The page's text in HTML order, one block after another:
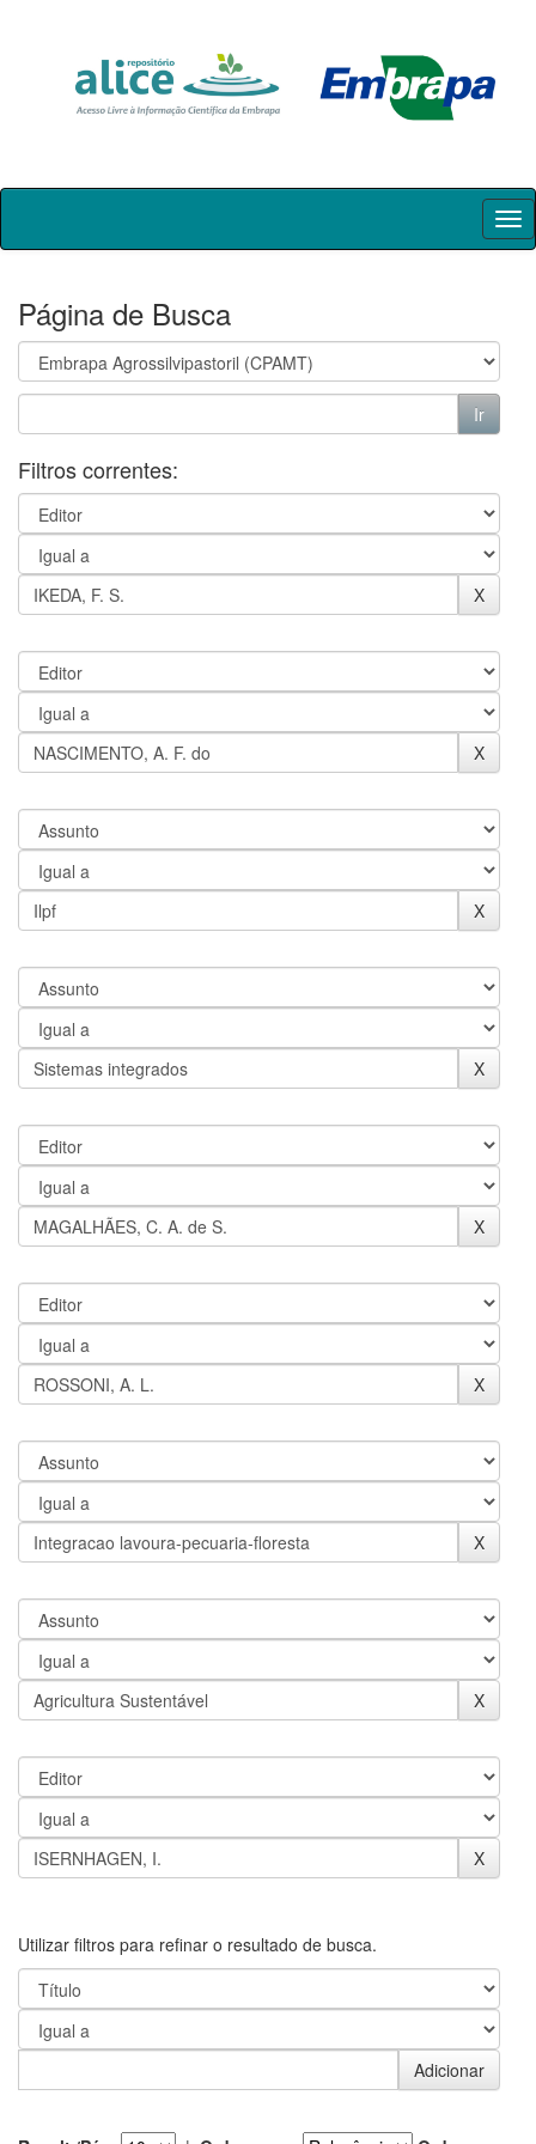
Skip
Página de Busca
Filtros correntes:
Utilizar filtros para refinar o resultado de busca.